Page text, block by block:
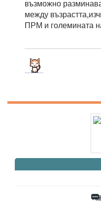
възможно
между
ПРМ и големината